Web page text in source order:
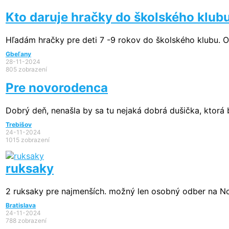
Kto daruje hračky do školského
Hľadám hračky pre deti 7 -9 rokov do školského klubu.
Gbeľany
28-11-2024
805 zobrazení
Pre novorodenca
Dobrý deň, nenašla by sa tu nejaká dobrá dušička,
Trebišov
24-11-2024
1015 zobrazení
ruksaky
2 ruksaky pre najmenších. možný len osobný odber na
Bratislava
24-11-2024
788 zobrazení